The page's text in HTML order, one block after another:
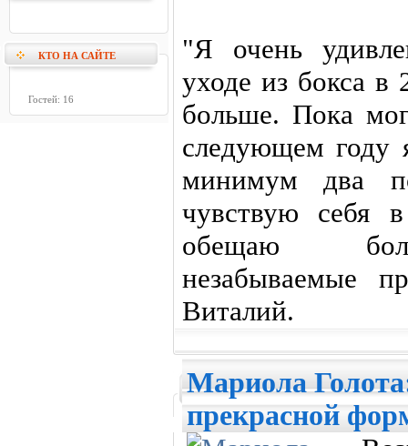
КТО НА САЙТЕ
Гостей: 16
"Я очень
уходе из бокса в
больше. Пока
следующем году
минимум два
чувствую себя
обещаю
незабываемые
Виталий.
Мариола
прекрасной